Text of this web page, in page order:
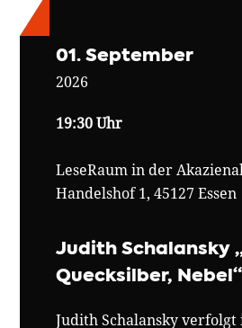
01. September
2026
19:30 Uhr
LeseRaum in der
Handelshof 1, 45127 Essen
Judith Schalansky
Quecksilber, Nebel“
Judith Schalansky